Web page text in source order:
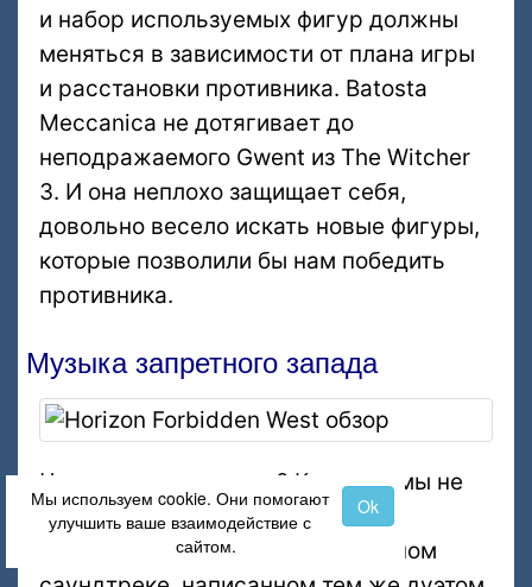
и набор используемых фигур должны
меняться в зависимости от плана игры
и расстановки противника. Batosta
Meccanica не дотягивает до
неподражаемого Gwent из The Witcher
3. И она неплохо защищает себя,
довольно весело искать новые фигуры,
которые позволили бы нам победить
противника.
Музыка запретного запада
Что остается сказать? Конечно, мы не
можем попрощаться, не сказав
несколько слов об исключительном
Ok
Мы используем cookie. Они помогают
улучшить ваше взаимодействие с
сайтом.